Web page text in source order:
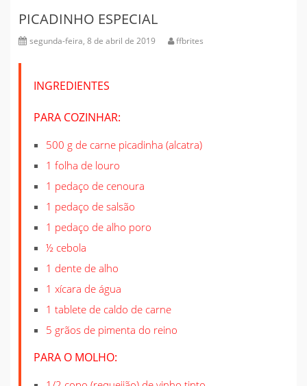
PICADINHO ESPECIAL
segunda-feira, 8 de abril de 2019 ffbrites
INGREDIENTES
PARA COZINHAR:
500 g de carne picadinha (alcatra)
1 folha de louro
1 pedaço de cenoura
1 pedaço de salsão
1 pedaço de alho poro
½ cebola
1 dente de alho
1 xícara de água
1 tablete de caldo de carne
5 grãos de pimenta do reino
PARA O MOLHO: